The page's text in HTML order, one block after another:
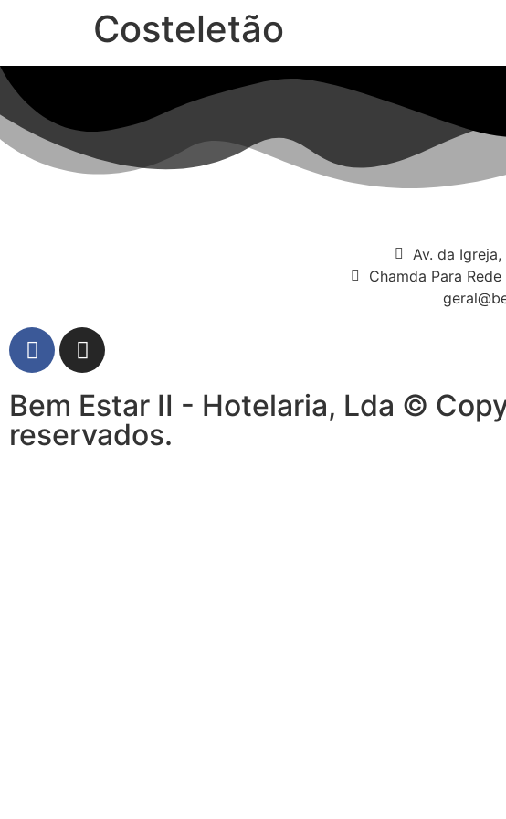
Costeletão
Av. da
Chamda Para
Bem Estar II - Hotelaria, Lda ©
reservados.